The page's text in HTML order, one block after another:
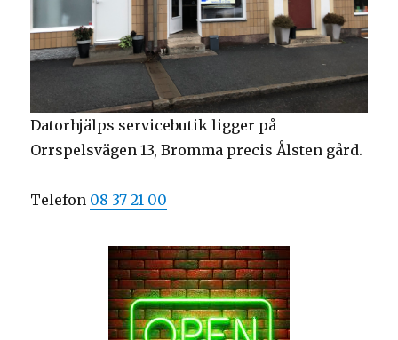
Datorhjälps servicebutik ligger på
Orrspelsvägen 13, Bromma precis Ålsten gård.
Telefon 08 37 21 00